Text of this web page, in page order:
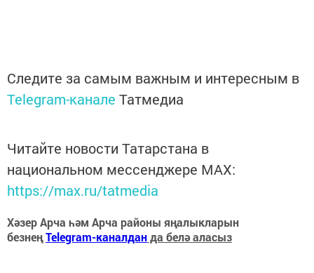
Следите за самым важным и интересным в
Telegram-канале Татмедиа
Читайте новости Татарстана в
национальном мессенджере MАХ:
https://max.ru/tatmedia
Хәзер Арча һәм Арча районы яңалыкларын
безнеңTelegram-каналданда белә аласыз